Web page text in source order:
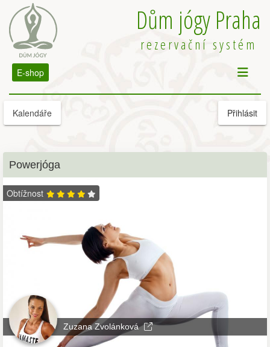
Dům jógy Praha
rezervační systém
E-shop
Kalendáře Přihlásit
Powerjóga
Obtížnost
Zuzana Zvolánková